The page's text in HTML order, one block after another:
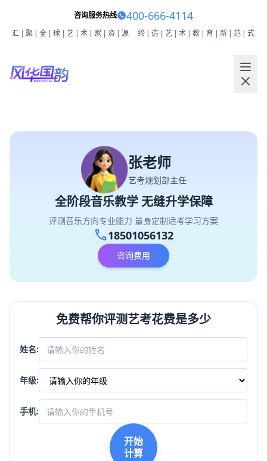
咨询服务热线 400-666-4114
汇|聚|全|球|艺|术|家|资|源 缔|造|艺|术|教|育|新|范|式
张老师
艺考规划部主任
全阶段音乐教学 无缝升学保障
评测音乐方向专业能力 量身定制适考学习方案
call18501056132
咨询费用
免费帮你评测艺考花费是多少
姓名:
年级:
手机:
开始
计算